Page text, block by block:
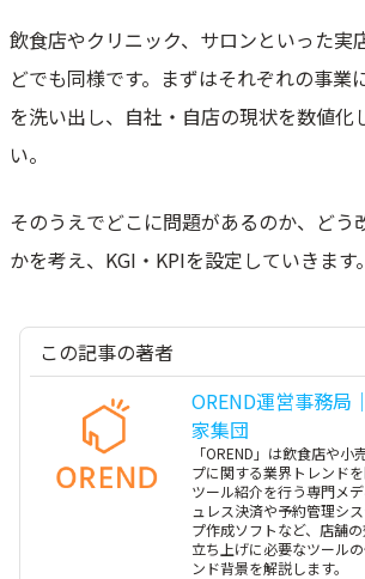
飲食店やクリニック、サロンといった実
どでも同様です。まずはそれぞれの事業
を洗い出し、自社・自店の現状を数値化
い。
そのうえでどこに問題があるのか、どう
かを考え、KGI・KPIを設定していきます。
この記事の著者
OREND運営事務局
家集団
「OREND」は飲食店や
プに関する業界トレンド
ツール紹介を行う専門メ
ュレス決済や予約管理シ
プ作成ソフトなど、店舗
立ち上げに必要なツール
ンド背景を解説します。